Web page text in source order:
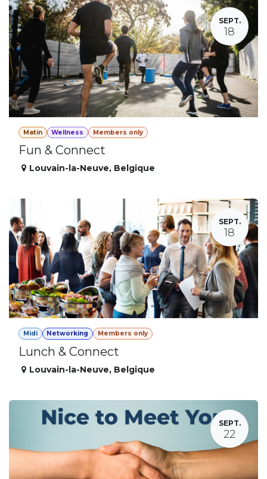
SEPT.
18
Matin Wellness Members only
Fun & Connect
Louvain-la-Neuve, Belgique
SEPT.
18
Midi Networking Members only
Lunch & Connect
Louvain-la-Neuve, Belgique
SEPT.
22